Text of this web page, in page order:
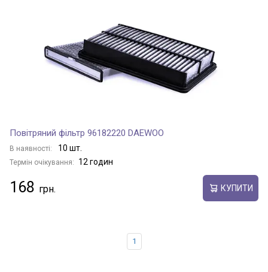
Повітряний фільтр 96182220 DAEWOO
В наявності: 10 шт.
Термін очікування: 12 годин
168 КУПИТИ
1